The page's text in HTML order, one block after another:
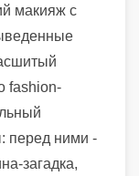
макияж с
fashion-
перед ними -
загадка,